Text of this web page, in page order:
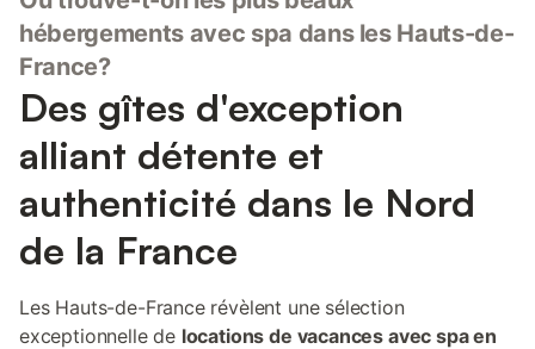
hébergements avec spa dans les Hauts-de-
France?
Des gîtes d'exception
alliant détente et
authenticité dans le Nord
de la France
Les Hauts-de-France révèlent une sélection
exceptionnelle de locations de vacances avec spa en